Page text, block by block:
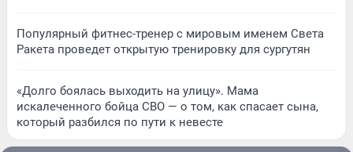
Популярный фитнес-тренер с мировым именем Света
Ракета проведет открытую тренировку для сургутян
«Долго боялась выходить на улицу». Мама
искалеченного бойца СВО — о том, как спасает сына,
который разбился по пути к невесте